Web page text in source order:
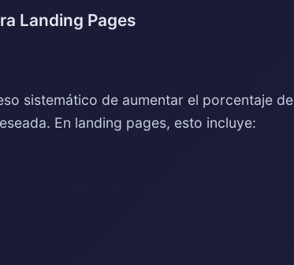
Landing Pages
sistemático de aumentar el porcentaje de
En landing pages, esto incluye: